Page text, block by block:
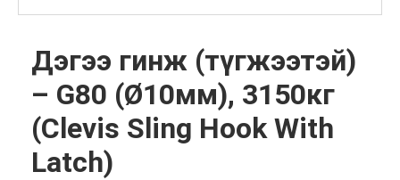
Дэгээ гинж (түгжээтэй)
– G80 (Ø10мм), 3150кг
(Clevis Sling Hook With
Latch)